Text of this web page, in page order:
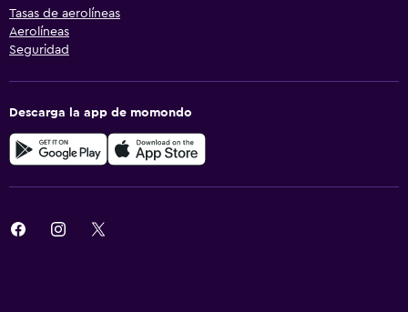
Tasas de aerolíneas
Aerolíneas
Seguridad
Descarga la app de momondo